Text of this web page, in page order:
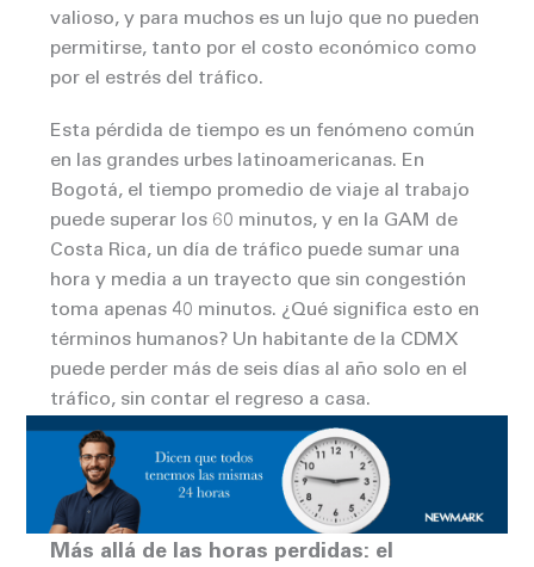
valioso, y para muchos es un lujo que no pueden
permitirse, tanto por el costo económico como
por el estrés del tráfico.
Esta pérdida de tiempo es un fenómeno común
en las grandes urbes latinoamericanas. En
Bogotá, el tiempo promedio de viaje al trabajo
puede superar los 60 minutos, y en la GAM de
Costa Rica, un día de tráfico puede sumar una
hora y media a un trayecto que sin congestión
toma apenas 40 minutos. ¿Qué significa esto en
términos humanos? Un habitante de la CDMX
puede perder más de seis días al año solo en el
tráfico, sin contar el regreso a casa.
Más allá de las horas perdidas: el